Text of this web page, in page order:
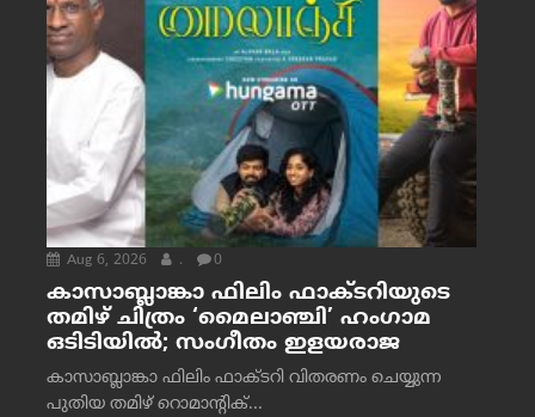
Aug 6, 2026 . 0
കാസാബ്ലാങ്കാ ഫിലിം ഫാക്ടറിയുടെ
തമിഴ് ചിത്രം ‘മൈലാഞ്ചി’ ഹംഗാമ
ഒടിടിയിൽ; സംഗീതം ഇളയരാജ
കാസാബ്ലാങ്കാ ഫിലിം ഫാക്ടറി വിതരണം ചെയ്യുന്ന
പുതിയ തമിഴ് റൊമാന്റിക്...